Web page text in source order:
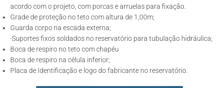
acordo com o projeto, com porcas e arruelas para fixação.
Grade de proteção no teto com altura de 1,00m;
Guarda corpo na escada externa;
·Suportes fixos soldados no reservatório para tubulação hidráulica;
Boca de respiro no teto com chapéu
Boca de respiro na célula inferior;
Placa de Identificação e logo do fabricante no reservatório.